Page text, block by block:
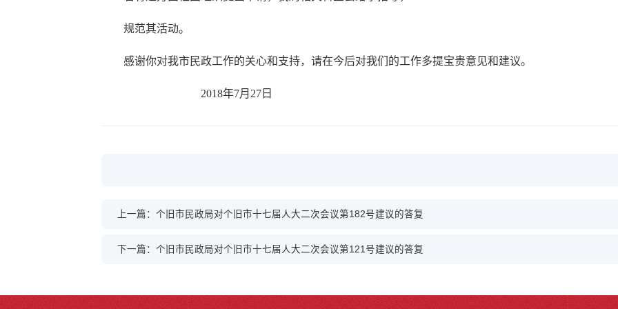
规范其活动。
感谢你对我市民政工作的关心和支持，请在今后对我们的工作多提宝贵意见和建议。
2018年7月27日
上一篇：个旧市民政局对个旧市十七届人大二次会议第182号建议的答复
下一篇：个旧市民政局对个旧市十七届人大二次会议第121号建议的答复